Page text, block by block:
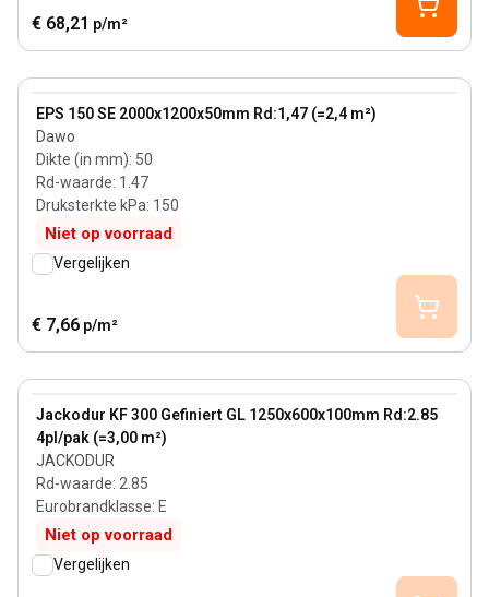
€ 68,21 p/m²
EPS 150 SE 2000x1200x50mm Rd:1,47 (=2,4 m²)
Dawo
Dikte (in mm): 50
Rd-waarde: 1.47
Druksterkte kPa: 150
Niet op voorraad
View product
Vergelijken
€ 7,66 p/m²
Jackodur KF 300 Gefiniert GL 1250x600x100mm Rd:2.85
4pl/pak (=3,00 m²)
JACKODUR
Rd-waarde: 2.85
Eurobrandklasse: E
Niet op voorraad
View product
Vergelijken